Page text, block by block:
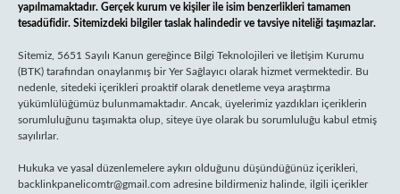
yapılmamaktadır. Gerçek kurum ve kişiler ile isim benzerlikleri tamamen
tesadüfidir. Sitemizdeki bilgiler taslak halindedir ve tavsiye niteliği taşımazlar.
Sitemiz, 5651 Sayılı Kanun gereğince Bilgi Teknolojileri ve İletişim Kurumu
(BTK) tarafından onaylanmış bir Yer Sağlayıcı olarak hizmet vermektedir. Bu
nedenle, sitedeki içerikleri proaktif olarak denetleme veya araştırma
yükümlülüğümüz bulunmamaktadır. Ancak, üyelerimiz yazdıkları içeriklerin
sorumluluğunu taşımakta olup, siteye üye olarak bu sorumluluğu kabul etmiş
sayılırlar.
Hukuka ve yasal düzenlemelere aykırı olduğunu düşündüğünüz içerikleri,
backlinkpanelicomtr@gmail.com adresine bildirmeniz halinde, ilgili içerikler